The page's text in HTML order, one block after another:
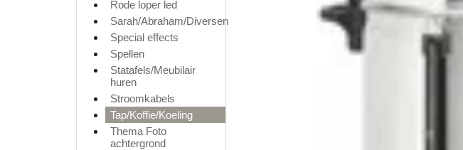
Rode loper led
Sarah/Abraham/Diversen
Special effects
Spellen
Statafels/Meubilair
huren
Stroomkabels
Tap/Koffie/Koeling
Thema Foto
achtergrond